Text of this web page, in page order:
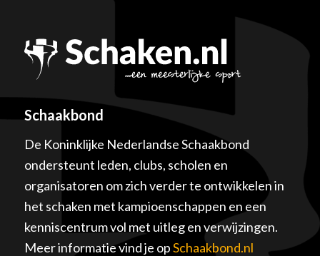
Schaakbond
De Koninklijke Nederlandse Schaakbond
ondersteunt leden, clubs, scholen en
organisatoren om zich verder te ontwikkelen in
het schaken met kampioenschappen en een
kenniscentrum vol met uitleg en verwijzingen.
Meer informatie vind je opSchaakbond.nl